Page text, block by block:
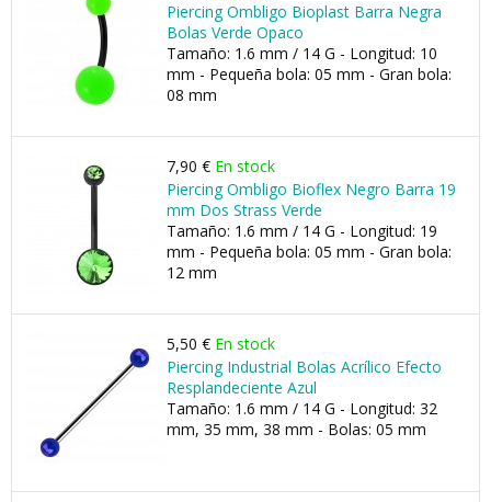
Piercing Ombligo Bioplast Barra Negra
Bolas Verde Opaco
Tamaño: 1.6 mm / 14 G - Longitud: 10
mm - Pequeña bola: 05 mm - Gran bola:
08 mm
7,90 € En stock
Piercing Ombligo Bioflex Negro Barra 19
mm Dos Strass Verde
Tamaño: 1.6 mm / 14 G - Longitud: 19
mm - Pequeña bola: 05 mm - Gran bola:
12 mm
5,50 € En stock
Piercing Industrial Bolas Acrílico Efecto
Resplandeciente Azul
Tamaño: 1.6 mm / 14 G - Longitud: 32
mm, 35 mm, 38 mm - Bolas: 05 mm